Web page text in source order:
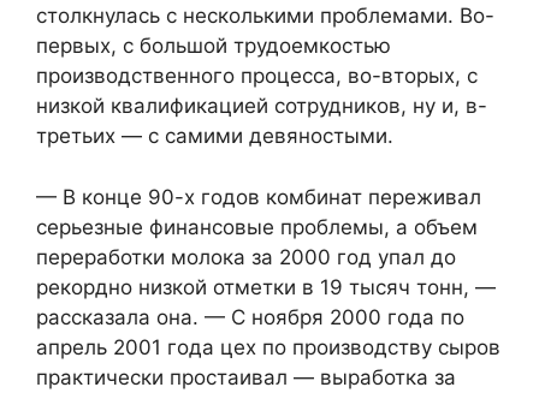
столкнулась с несколькими проблемами. Во-
первых, с большой трудоемкостью
производственного процесса, во-вторых, с
низкой квалификацией сотрудников, ну и, в-
третьих — с самими девяностыми.
— В конце 90-х годов комбинат переживал
серьезные финансовые проблемы, а объем
переработки молока за 2000 год упал до
рекордно низкой отметки в 19 тысяч тонн, —
рассказала она. — С ноября 2000 года по
апрель 2001 года цех по производству сыров
практически простаивал — выработка за